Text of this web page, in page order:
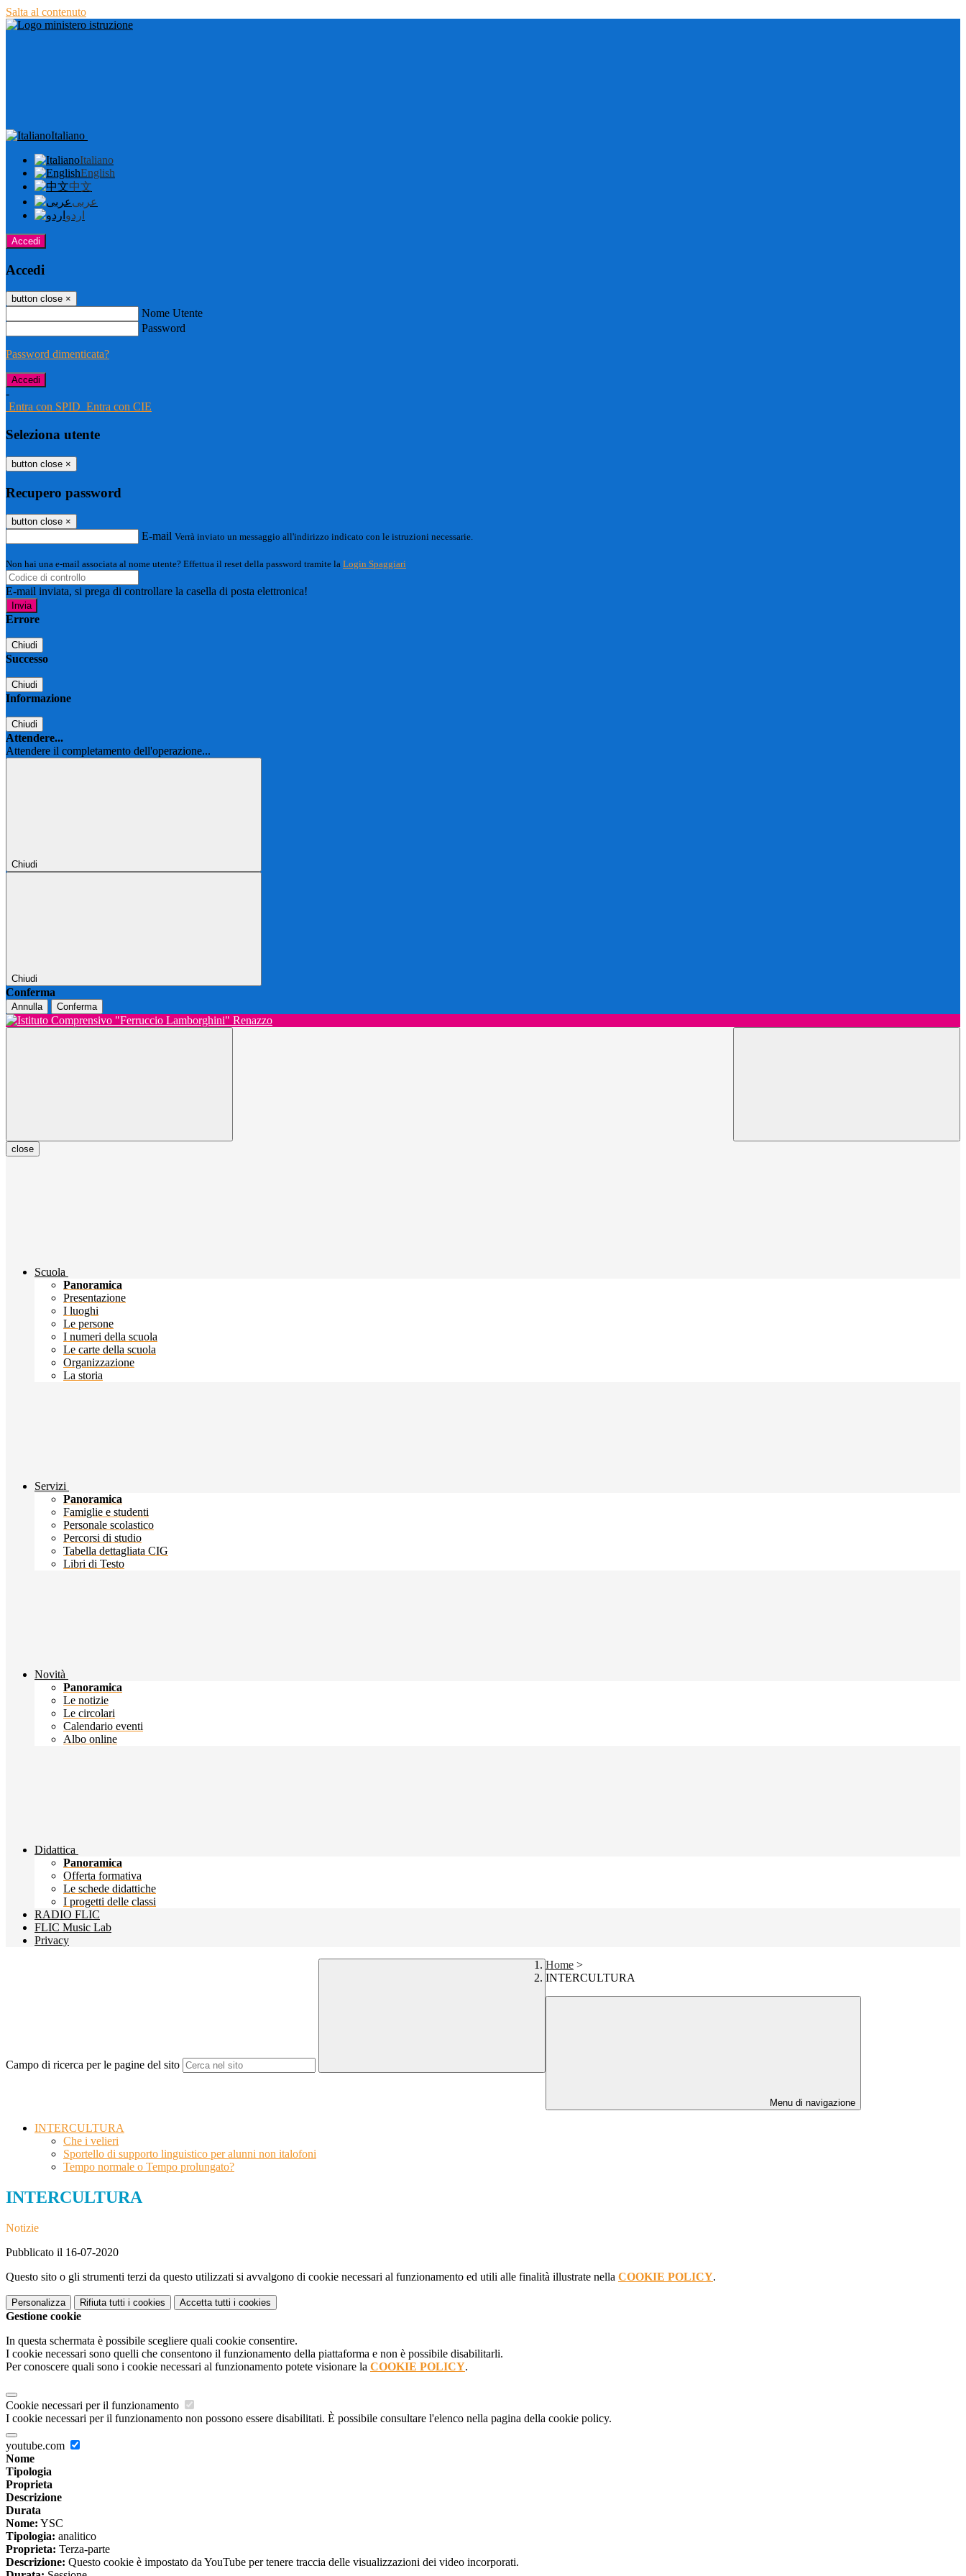
Salta al contenuto
Italiano
Italiano
English
中文
عربى
اردو
Accedi
Accedi
button close ×
Nome Utente
Password
Password dimenticata?
-
Entra con SPID Entra con CIE
Seleziona utente
button close ×
Recupero password
button close ×
E-mail Verrà inviato un messaggio all'indirizzo indicato con le istruzioni necessarie.
Non hai una e-mail associata al nome utente? Effettua il reset della password tramite la Login Spaggiari
E-mail inviata, si prega di controllare la casella di posta elettronica!
Errore
Chiudi
Successo
Chiudi
Informazione
Chiudi
Attendere...
Attendere il completamento dell'operazione...
Chiudi
Chiudi
Conferma
Annulla Conferma
close
Scuola
Panoramica
Presentazione
I luoghi
Le persone
I numeri della scuola
Le carte della scuola
Organizzazione
La storia
Servizi
Panoramica
Famiglie e studenti
Personale scolastico
Percorsi di studio
Tabella dettagliata CIG
Libri di Testo
Novità
Panoramica
Le notizie
Le circolari
Calendario eventi
Albo online
Didattica
Panoramica
Offerta formativa
Le schede didattiche
I progetti delle classi
RADIO FLIC
FLIC Music Lab
Privacy
Campo di ricerca per le pagine del sito
Home >
INTERCULTURA
Menu di navigazione
INTERCULTURA
Che i velieri
Sportello di supporto linguistico per alunni non italofoni
Tempo normale o Tempo prolungato?
INTERCULTURA
Notizie
Pubblicato il 16-07-2020
Questo sito o gli strumenti terzi da questo utilizzati si avvalgono di cookie necessari al funzionamento ed utili alle finalità illustrate nella COOKIE POLICY.
Personalizza Rifiuta tutti i cookies Accetta tutti i cookies
Gestione cookie
In questa schermata è possibile scegliere quali cookie consentire.
I cookie necessari sono quelli che consentono il funzionamento della piattaforma e non è possibile disabilitarli.
Per conoscere quali sono i cookie necessari al funzionamento potete visionare la COOKIE POLICY.
Cookie necessari per il funzionamento
I cookie necessari per il funzionamento non possono essere disabilitati. È possibile consultare l'elenco nella pagina della cookie policy.
youtube.com
Nome
Tipologia
Proprieta
Descrizione
Durata
Nome: YSC
Tipologia: analitico
Proprieta: Terza-parte
Descrizione: Questo cookie è impostato da YouTube per tenere traccia delle visualizzazioni dei video incorporati.